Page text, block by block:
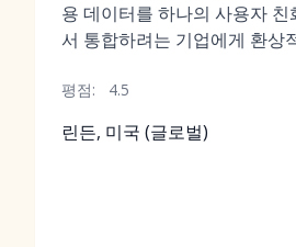
용 데이터를 하나의 사용자 친
서 통합하려는 기업에게 환상
평점: 4.5
린든, 미국 (글로벌)